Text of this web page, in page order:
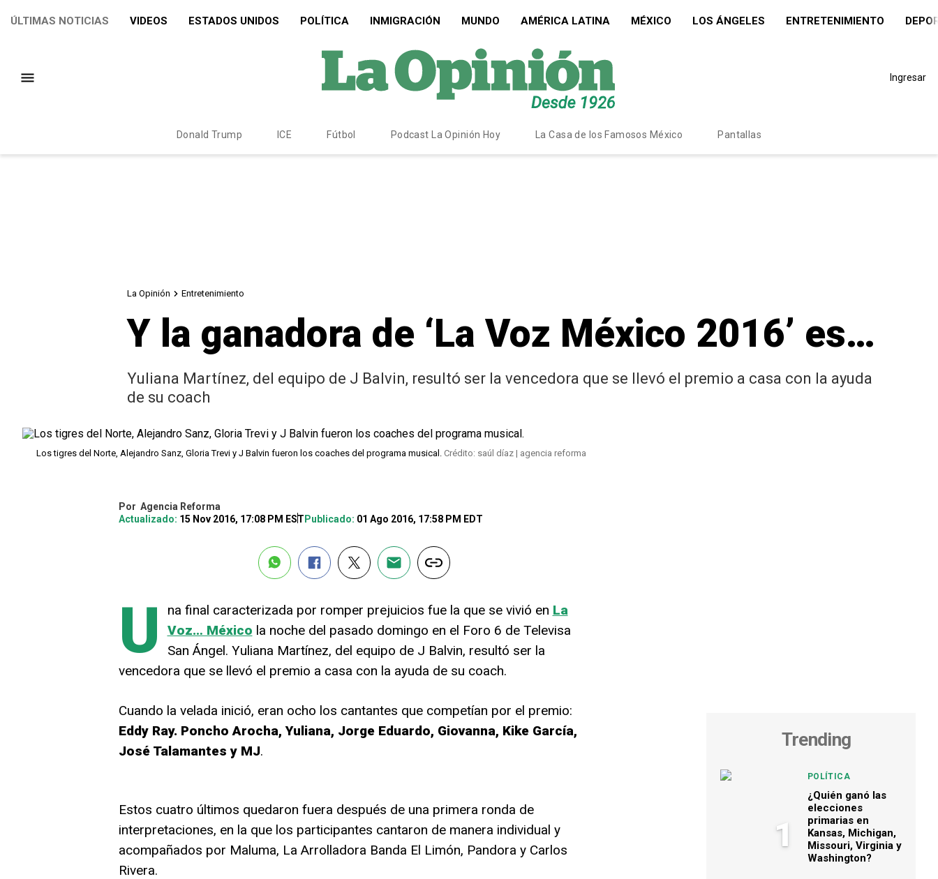
ÚLTIMAS NOTICIAS VIDEOS ESTADOS UNIDOS POLÍTICA INMIGRACIÓN MUNDO AMÉRICA LATINA MÉXICO LOS ÁNGELES ENTRETENIMIENTO
Ingresar
Donald Trump ICE Fútbol Podcast La Opinión Hoy La Casa de los Famosos México Pantallas
La Opinión Entretenimiento
Y la ganadora de ‘La Voz México 2016’ es…
Yuliana Martínez, del equipo de J Balvin, resultó ser la vencedora que se llevó el premio a casa con la ayuda
de su coach
Los tigres del Norte, Alejandro Sanz, Gloria Trevi y J Balvin fueron los coaches del programa musical. Crédito: saúl díaz | agencia reforma
Por Agencia Reforma
Actualizado: 15 Nov 2016, 17:08 PM EST Publicado: 01 Ago 2016, 17:58 PM EDT
U na final caracterizada por romper prejuicios fue la que se vivió en La
Voz… México la noche del pasado domingo en el Foro 6 de Televisa
San Ángel. Yuliana Martínez, del equipo de J Balvin, resultó ser la
vencedora que se llevó el premio a casa con la ayuda de su coach.
Cuando la velada inició, eran ocho los cantantes que competían por el premio:
Eddy Ray. Poncho Arocha, Yuliana, Jorge Eduardo, Giovanna, Kike García,
José Talamantes y MJ.
Estos cuatro últimos quedaron fuera después de una primera ronda de
interpretaciones, en la que los participantes cantaron de manera individual y
acompañados por Maluma, La Arrolladora Banda El Limón, Pandora y Carlos
Rivera.
Trending
1
POLÍTICA
¿Quién ganó las
elecciones
primarias en
Kansas, Michigan,
Missouri, Virginia y
Washington?